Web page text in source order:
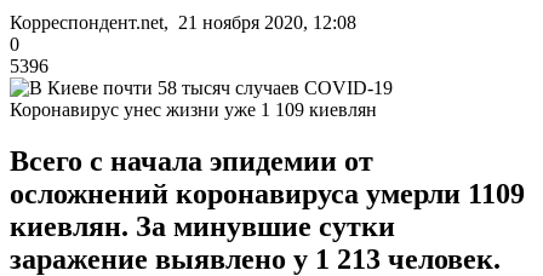
Корреспондент.net, 21 ноября 2020, 12:08
0
5396
Коронавирус унес жизни уже 1 109 киевлян
Всего с начала эпидемии от
осложнений коронавируса умерли 1109
киевлян. За минувшие сутки
заражение выявлено у 1 213 человек.